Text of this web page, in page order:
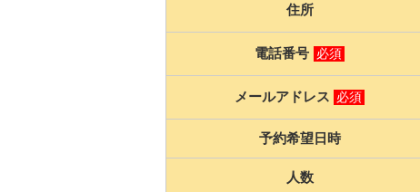
住所
電話番号 必須
メールアドレス 必須
予約希望日時
人数